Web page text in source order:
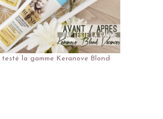
la gamme Keranove Blond